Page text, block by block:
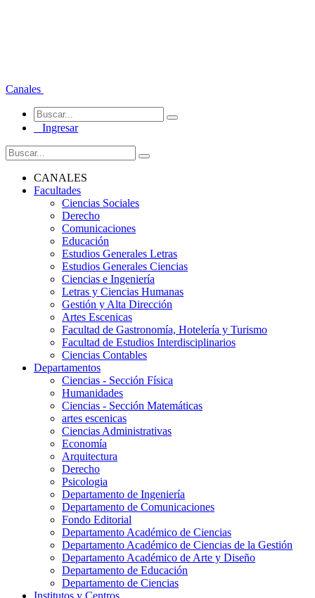
Canales
Ingresar
CANALES
Facultades
Ciencias Sociales
Derecho
Comunicaciones
Educación
Estudios Generales Letras
Estudios Generales Ciencias
Ciencias e Ingeniería
Letras y Ciencias Humanas
Gestión y Alta Dirección
Artes Escenicas
Facultad de Gastronomía, Hotelería y Turismo
Facultad de Estudios Interdisciplinarios
Ciencias Contables
Departamentos
Ciencias - Sección Física
Humanidades
Ciencias - Sección Matemáticas
artes escenicas
Ciencias Administrativas
Economía
Arquitectura
Derecho
Psicologia
Departamento de Ingeniería
Departamento de Comunicaciones
Fondo Editorial
Departamento Académico de Ciencias
Departamento Académico de Ciencias de la Gestión
Departamento Académico de Arte y Diseño
Departamento de Educación
Departamento de Ciencias
Institutos y Centros